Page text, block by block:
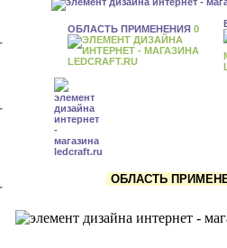
ОБЛАСТЬ ПРИМЕНЕНИЯ 0
ОБЛАСТЬ